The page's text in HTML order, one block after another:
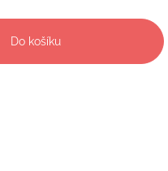
Do košíku